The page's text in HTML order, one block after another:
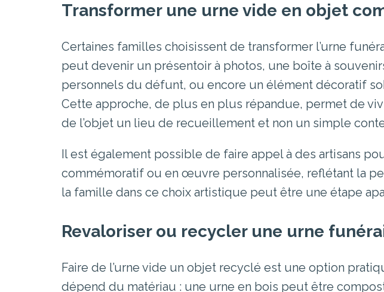
Transformer une urne vide en objet
Certaines familles choisissent de transformer l’urne
peut devenir un présentoir à photos, une boîte à
personnels du défunt, ou encore un élément décoratif
Cette approche, de plus en plus répandue, permet de
de l’objet un lieu de recueillement et non un simple
Il est également possible de faire appel à des artisans
commémoratif ou en œuvre personnalisée, reflétant la
la famille dans ce choix artistique peut être une étape
Revaloriser ou recycler une urne
Faire de l’urne vide un objet recyclé est une option
dépend du matériau : une urne en bois peut être